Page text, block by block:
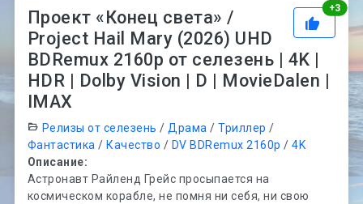
+3
Проект «Конец света» /
Project Hail Mary (2026) UHD
BDRemux 2160p от селезень | 4K |
HDR | Dolby Vision | D | MovieDalen |
IMAX
Релизы от селезень / Драма /Триллер /
Фантастика / Качество / DV BDRemux 2160p /4K
Описание:
Астронавт Райленд Грейс просыпается на
космическом корабле, не помня ни себя, ни свою